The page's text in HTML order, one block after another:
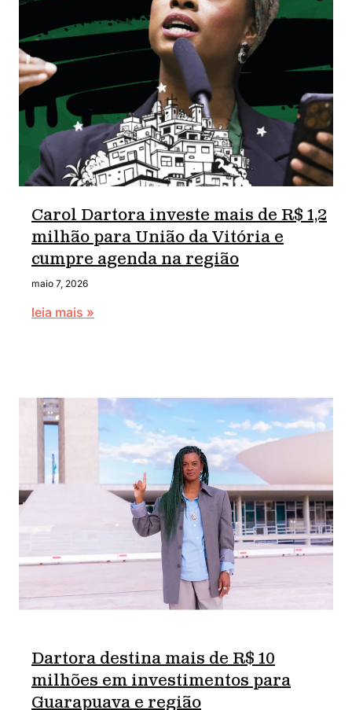
Carol Dartora investe mais de R$ 1,2
milhão para União da Vitória e
cumpre agenda na região
maio 7, 2026
leia mais »
Dartora destina mais de R$ 10
milhões em investimentos para
Guarapuava e região